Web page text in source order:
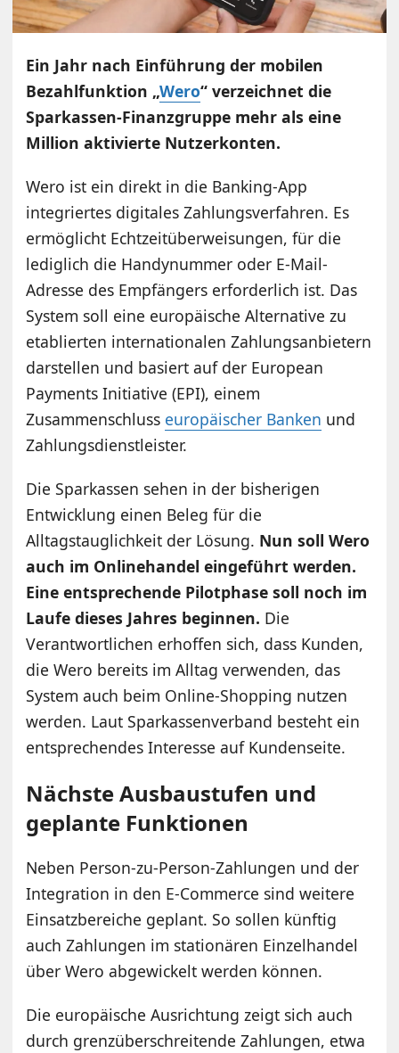
Ein Jahr nach Einführung der mobilen
Bezahlfunktion „Wero“ verzeichnet die
Sparkassen-Finanzgruppe mehr als eine
Million aktivierte Nutzerkonten.
Wero ist ein direkt in die Banking-App
integriertes digitales Zahlungsverfahren. Es
ermöglicht Echtzeitüberweisungen, für die
lediglich die Handynummer oder E-Mail-
Adresse des Empfängers erforderlich ist. Das
System soll eine europäische Alternative zu
etablierten internationalen Zahlungsanbietern
darstellen und basiert auf der European
Payments Initiative (EPI), einem
Zusammenschluss europäischer Banken und
Zahlungsdienstleister.
Die Sparkassen sehen in der bisherigen
Entwicklung einen Beleg für die
Alltagstauglichkeit der Lösung. Nun soll Wero
auch im Onlinehandel eingeführt werden.
Eine entsprechende Pilotphase soll noch im
Laufe dieses Jahres beginnen. Die
Verantwortlichen erhoffen sich, dass Kunden,
die Wero bereits im Alltag verwenden, das
System auch beim Online-Shopping nutzen
werden. Laut Sparkassenverband besteht ein
entsprechendes Interesse auf Kundenseite.
Nächste Ausbaustufen und
geplante Funktionen
Neben Person-zu-Person-Zahlungen und der
Integration in den E-Commerce sind weitere
Einsatzbereiche geplant. So sollen künftig
auch Zahlungen im stationären Einzelhandel
über Wero abgewickelt werden können.
Die europäische Ausrichtung zeigt sich auch
durch grenzüberschreitende Zahlungen, etwa